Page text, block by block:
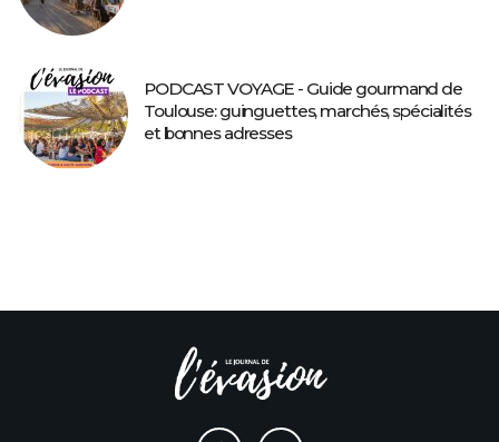
PODCAST VOYAGE - Guide gourmand de
Toulouse: guinguettes, marchés, spécialités
et bonnes adresses